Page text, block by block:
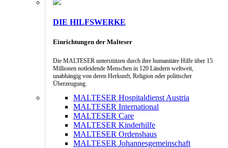
DIE HILFSWERKE
Einrichtungen der Malteser
Die MALTESER unterstützen durch ihre humanitäre Hilfe über 15
Millionen notleidende Menschen in 120 Ländern weltweit,
unabhängig von deren Herkunft, Religion oder politischer
Überzeugung.
MALTESER Hospitaldienst Austria
MALTESER International
MALTESER Care
MALTESER Kinderhilfe
MALTESER Ordenshaus
MALTESER Johannesgemeinschaft